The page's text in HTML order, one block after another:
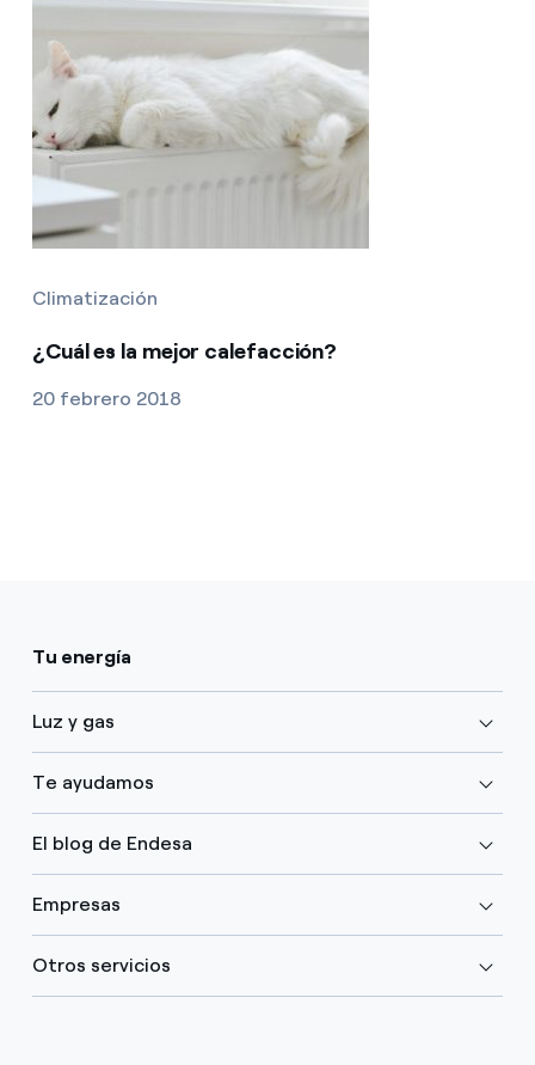
Climatización
¿Cuál es la mejor calefacción?
20 febrero 2018
Tu energía
Luz y gas
Te ayudamos
El blog de Endesa
Empresas
Otros servicios